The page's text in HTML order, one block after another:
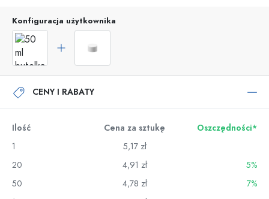
Konfiguracja użytkownika
CENY I RABATY
Ilość Cena za sztukę
Oszczędności*
1
5,17 zł
20
4,91 zł
5%
50
4,78 zł
7%